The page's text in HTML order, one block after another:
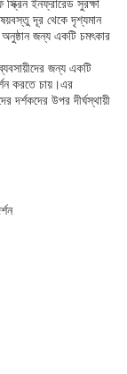
ইনফ্রারেড সুরক্ষা
দূর থেকে দৃশ্যমান
জন্য একটি চমৎকার
জন্য একটি
করতে চায়।এর
দর্শকদের উপর দীর্ঘস্থায়ী